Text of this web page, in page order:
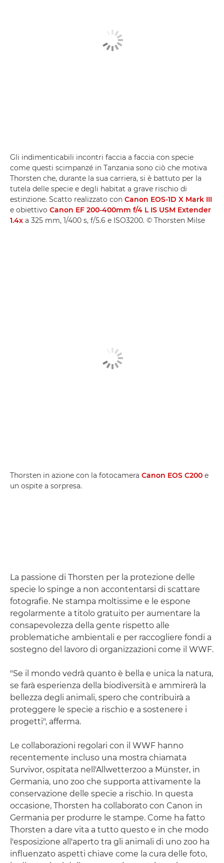
Gli indimenticabili incontri faccia a faccia con specie
come questi scimpanzé in Tanzania sono ciò che motiva
Thorsten che, durante la sua carriera, si è battuto per la
tutela delle specie e degli habitat a grave rischio di
estinzione. Scatto realizzato con Canon EOS-1D X Mark III
e obiettivo Canon EF 200-400mm f/4 L IS USM Extender
1.4x a 325 mm, 1/400 s, f/5.6 e ISO3200. © Thorsten Milse
Thorsten in azione con la fotocamera Canon EOS C200 e
un ospite a sorpresa.
La passione di Thorsten per la protezione delle
specie lo spinge a non accontentarsi di scattare
fotografie. Ne stampa moltissime e le espone
regolarmente a titolo gratuito per aumentare la
consapevolezza della gente rispetto alle
problematiche ambientali e per raccogliere fondi a
sostegno del lavoro di organizzazioni come il WWF.
"Se il mondo vedrà quanto è bella e unica la natura,
se farà esperienza della biodiversità e ammirerà la
bellezza degli animali, spero che contribuirà a
proteggere le specie a rischio e a sostenere i
progetti", afferma.
Le collaborazioni regolari con il WWF hanno
recentemente incluso una mostra chiamata
Survivor, ospitata nell'Allwetterzoo a Münster, in
Germania, uno zoo che supporta attivamente la
conservazione delle specie a rischio. In questa
occasione, Thorsten ha collaborato con Canon in
Germania per produrre le stampe. Come ha fatto
Thorsten a dare vita a tutto questo e in che modo
l'esposizione all'aperto tra gli animali di uno zoo ha
influenzato aspetti chiave come la cura delle foto,